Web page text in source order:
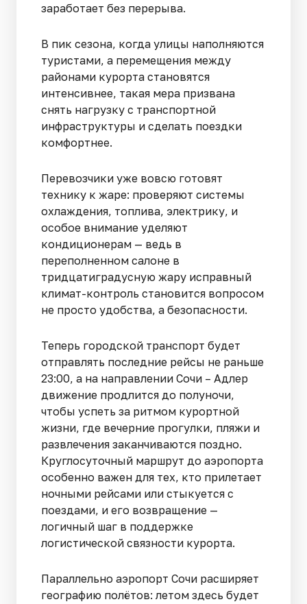
заработает без перерыва.
В пик сезона, когда улицы наполняются
туристами, а перемещения между
районами курорта становятся
интенсивнее, такая мера призвана
снять нагрузку с транспортной
инфраструктуры и сделать поездки
комфортнее.
Перевозчики уже вовсю готовят
технику к жаре: проверяют системы
охлаждения, топлива, электрику, и
особое внимание уделяют
кондиционерам — ведь в
переполненном салоне в
тридцатиградусную жару исправный
климат-контроль становится вопросом
не просто удобства, а безопасности.
Теперь городской транспорт будет
отправлять последние рейсы не раньше
23:00, а на направлении Сочи – Адлер
движение продлится до полуночи,
чтобы успеть за ритмом курортной
жизни, где вечерние прогулки, пляжи и
развлечения заканчиваются поздно.
Круглосуточный маршрут до аэропорта
особенно важен для тех, кто прилетает
ночными рейсами или стыкуется с
поездами, и его возвращение —
логичный шаг в поддержке
логистической связности курорта.
Параллельно аэропорт Сочи расширяет
географию полётов: летом здесь будет